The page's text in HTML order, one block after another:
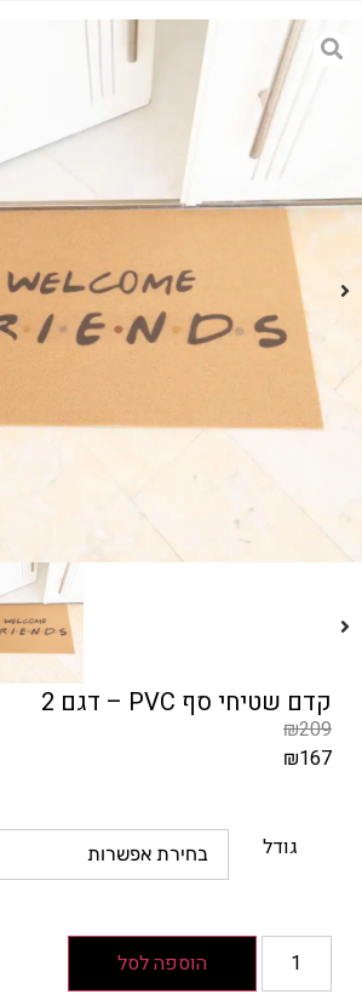
קדם שטיחי סף PVC – דגם 2
₪209
₪167
הנוכחי
₪167
גודל
הוספה לסל